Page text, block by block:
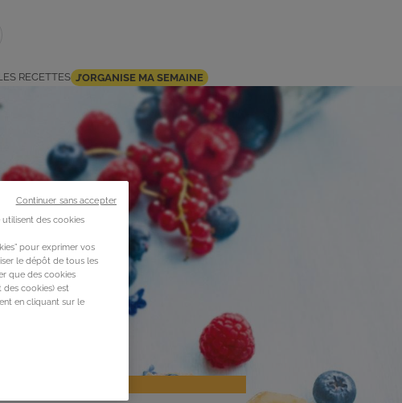
RECETTES J’ORGANISE MA SEMAINE
des cookies
pour exprimer vos
le dépôt de tous les
que des cookies
cookies) est
en cliquant sur le
Continuer sans accepter